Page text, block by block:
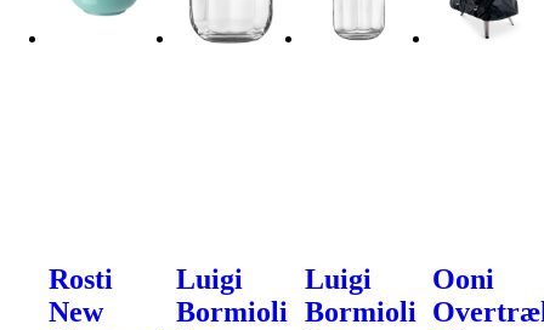
Rosti
New
Luigi
Bormioli
Luigi
Bormioli
Ooni